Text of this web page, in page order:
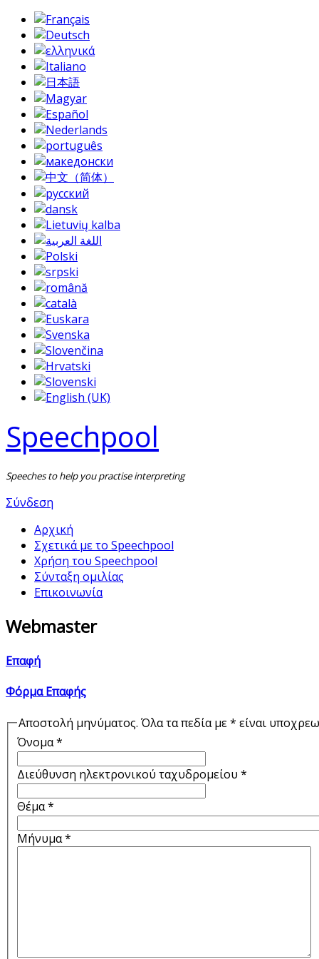
Speechpool
Speeches to help you practise interpreting
Σύνδεση
Αρχική
Σχετικά με το Speechpool
Χρήση του Speechpool
Σύνταξη ομιλίας
Επικοινωνία
Webmaster
Επαφή
Φόρμα Επαφής
Αποστολή μηνύματος. Όλα τα πεδία με * είναι
Όνομα*
Διεύθυνση ηλεκτρονικού ταχυδρομείου *
Θέμα*
Μήνυμα*